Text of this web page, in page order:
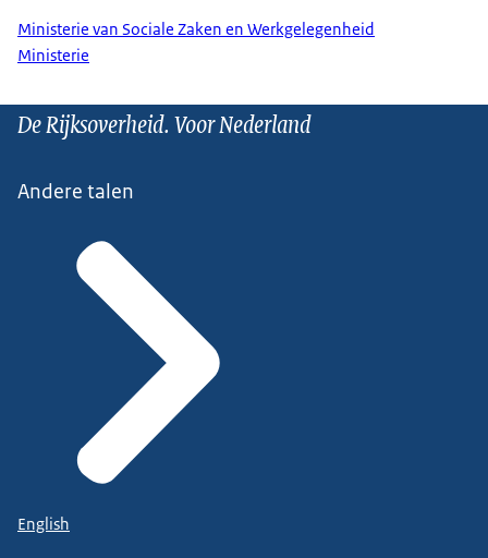
Ministerie van Sociale Zaken en Werkgelegenheid
Ministerie
De Rijksoverheid. Voor Nederland
Andere talen
English